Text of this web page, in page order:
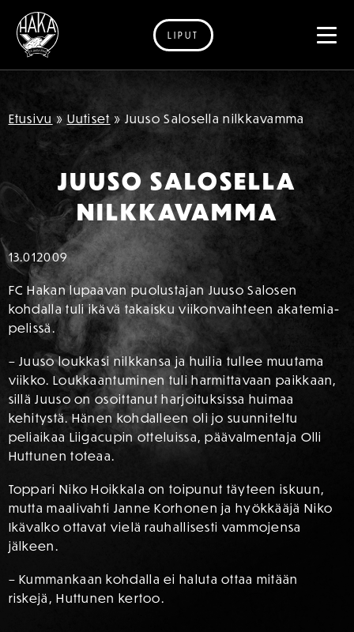
Siirry sisältöön
LIPUT
Etusivu » Uutiset » Juuso Salosella nilkkavamma
JUUSO SALOSELLA
NILKKAVAMMA
13.012009
FC Hakan lupaavan puolustajan Juuso Salosen
kohdalla tuli ikävä takaisku viikonvaihteen akatemia-
pelissä.
– Juuso loukkasi nilkkansa ja huilia tullee muutama
viikko. Loukkaantuminen tuli harmittavaan paikkaan,
sillä Juuso on osoittanut harjoituksissa huimaa
kehitystä. Hänen kohdalleen oli jo suunniteltu
peliaikaa Liigacupin otteluissa, päävalmentaja Olli
Huttunen toteaa.
Toppari Niko Hoikkala on toipunut täyteen iskuun,
mutta maalivahti Janne Korhonen ja hyökkääjä Niko
Ikävalko ottavat vielä rauhallisesti vammojensa
jälkeen.
– Kummankaan kohdalla ei haluta ottaa mitään
riskejä, Huttunen kertoo.